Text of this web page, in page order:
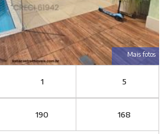
Mais fotos
1 5
190 168